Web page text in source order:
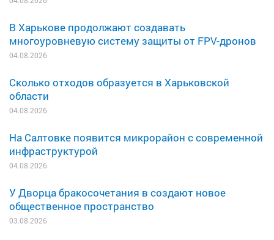
В Харькове продолжают создавать
многоуровневую систему защиты от FPV-дронов
04.08.2026
Сколько отходов образуется в Харьковской
области
04.08.2026
На Салтовке появится микрорайон с современной
инфраструктурой
04.08.2026
У Дворца бракосочетания в создают новое
общественное пространство
03.08.2026